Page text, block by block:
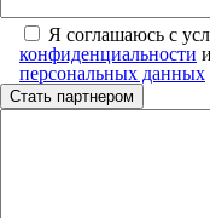
Я соглашаюсь с
конфиденциальности
персональных данных